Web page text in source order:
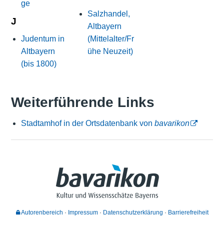
ge
J
Judentum in
Altbayern
(bis 1800)
Salzhandel,
Altbayern
(Mittelalter/Fr
ühe Neuzeit)
Weiterführende Links
Stadtamhof in der Ortsdatenbank von bavarikon
Autorenbereich Impressum Datenschutzerklärung Barrierefreiheit